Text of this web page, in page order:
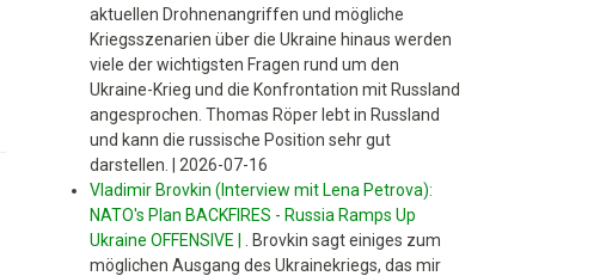
aktuellen Drohnenangriffen und mögliche
Kriegsszenarien über die Ukraine hinaus werden
viele der wichtigsten Fragen rund um den
Ukraine-Krieg und die Konfrontation mit Russland
angesprochen. Thomas Röper lebt in Russland
und kann die russische Position sehr gut
darstellen.
2026-07-16
Vladimir Brovkin (Interview mit Lena Petrova):
NATO's Plan BACKFIRES - Russia Ramps Up
Ukraine OFFENSIVE |
Brovkin sagt einiges zum
möglichen Ausgang des Ukrainekriegs, das mir